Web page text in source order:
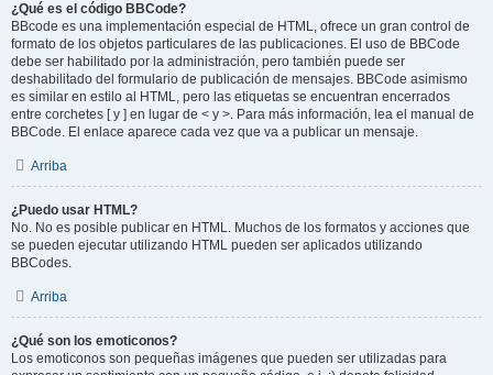
¿Qué es el código BBCode?
BBcode es una implementación especial de HTML, ofrece un gran control de
formato de los objetos particulares de las publicaciones. El uso de BBCode
debe ser habilitado por la administración, pero también puede ser
deshabilitado del formulario de publicación de mensajes. BBCode asimismo
es similar en estilo al HTML, pero las etiquetas se encuentran encerrados
entre corchetes [ y ] en lugar de < y >. Para más información, lea el manual de
BBCode. El enlace aparece cada vez que va a publicar un mensaje.
Arriba
¿Puedo usar HTML?
No. No es posible publicar en HTML. Muchos de los formatos y acciones que
se pueden ejecutar utilizando HTML pueden ser aplicados utilizando
BBCodes.
Arriba
¿Qué son los emoticonos?
Los emoticonos son pequeñas imágenes que pueden ser utilizadas para